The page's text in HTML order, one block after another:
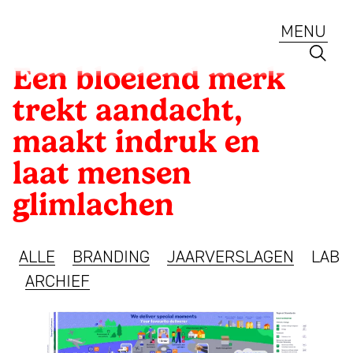
Creative
Strategie
en
ontwerp
voor
ambitieuze
ESG
en
jaarverslagen
MENU
Branding
ESG
Jaarverslagen
Lab
Diensten
Portfolio
Een
Team
Client:
Client:
PostNL
Een bloeiend merk
trekt aandacht,
maakt indruk en
laat mensen
glimlachen
ALLE BRANDING JAARVERSLAGEN
LAB
ARCHIEF